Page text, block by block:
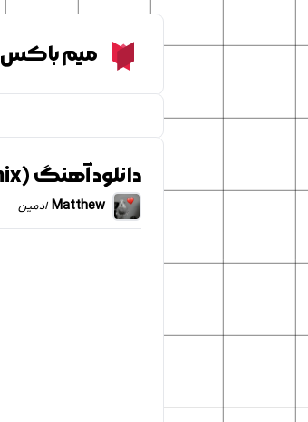
Meme Boxمیم باکس
دانلود آهنگ Силуети (Wave Phonk Remix)
Matthew ادمین